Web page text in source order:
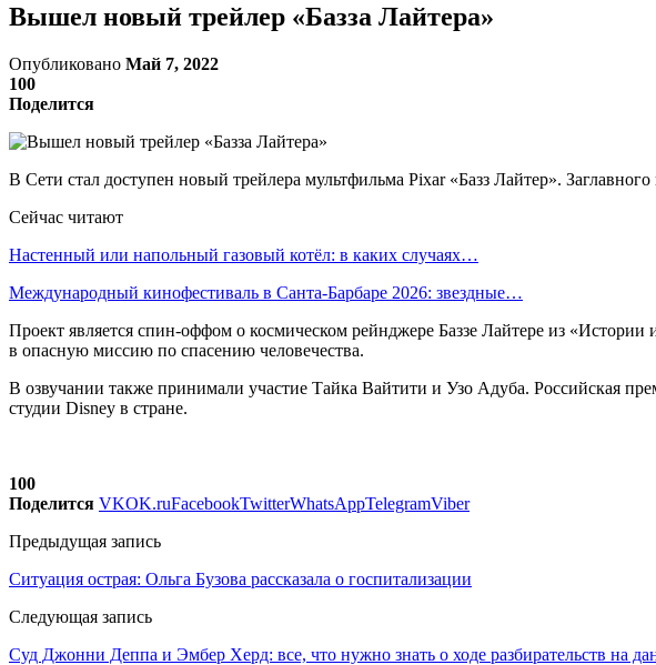
Вышел новый трейлер «Базза Лайтера»
Опубликовано Май 7, 2022
100
Поделится
В Сети стал доступен новый трейлера мультфильма Pixar «Базз Лайтер».
Сейчас читают
Настенный или напольный газовый котёл: в каких случаях…
Международный кинофестиваль в Санта-Барбаре 2026: звездные…
Проект является спин-оффом о космическом рейнджере Баззе Лайтере из
в опасную миссию по спасению человечества.
В озвучании также принимали участие Тайка Вайтити и Узо Адуба. Российская
студии Disney в стране.
100
Поделится VKOK.ruFacebookTwitterWhatsAppTelegramViber
Предыдущая запись
Ситуация острая: Ольга Бузова рассказала о госпитализации
Следующая запись
Суд Джонни Деппа и Эмбер Херд: все, что нужно знать о ходе разбирательств на